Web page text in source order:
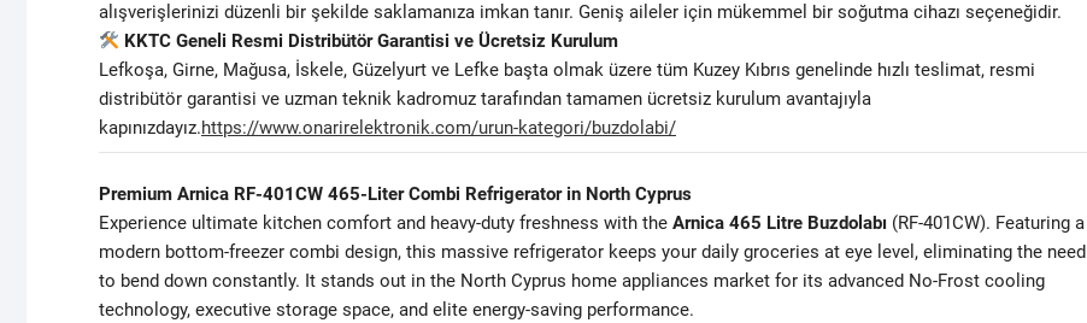
alışverişlerinizi düzenli bir şekilde saklamanıza imkan tanır. Geniş aileler için mükemmel bir soğutma cihazı seçeneğidir.
KKTC Geneli Resmi Distribütör Garantisi ve Ücretsiz Kurulum
Lefkoşa, Girne, Mağusa, İskele, Güzelyurt ve Lefke başta olmak üzere tüm Kuzey Kıbrıs genelinde hızlı teslimat, resmi
distribütör garantisi ve uzman teknik kadromuz tarafından tamamen ücretsiz kurulum avantajıyla
kapınızdayız.https://www.onarirelektronik.com/urun-kategori/buzdolabi/
Premium Arnica RF-401CW 465-Liter Combi Refrigerator in North Cyprus
Experience ultimate kitchen comfort and heavy-duty freshness with the Arnica 465 Litre Buzdolabı (RF-401CW). Featuring a
modern bottom-freezer combi design, this massive refrigerator keeps your daily groceries at eye level, eliminating the need
to bend down constantly. It stands out in the North Cyprus home appliances market for its advanced No-Frost cooling
technology, executive storage space, and elite energy-saving performance.